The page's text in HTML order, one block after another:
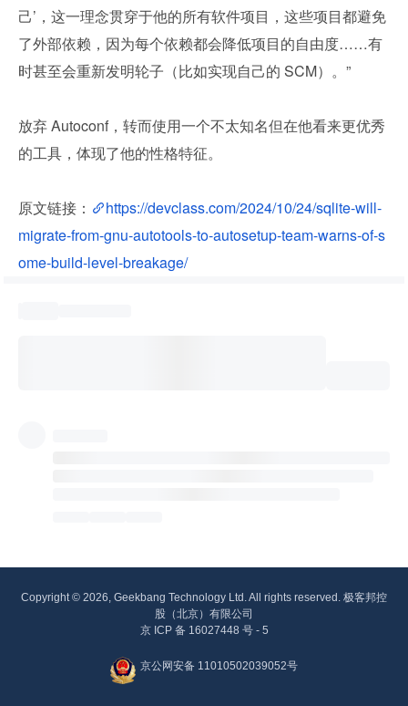
己’，这一理念贯穿于他的所有软件项目，这些项目都避免
了外部依赖，因为每个依赖都会降低项目的自由度……有
时甚至会重新发明轮子（比如实现自己的 SCM）。”
放弃 Autoconf，转而使用一个不太知名但在他看来更优秀
的工具，体现了他的性格特征。
原文链接：
https://devclass.com/2024/10/24/sqlite-will-
migrate-from-gnu-autotools-to-autosetup-team-warns-of-s
ome-build-level-breakage/
Copyright © 2026, Geekbang Technology Ltd. All rights reserved. 极客邦控
股（北京）有限公司
京 ICP 备 16027448 号 - 5
京公网安备 11010502039052号